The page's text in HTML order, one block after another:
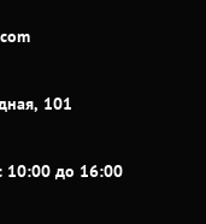
101
10:00 до 16:00